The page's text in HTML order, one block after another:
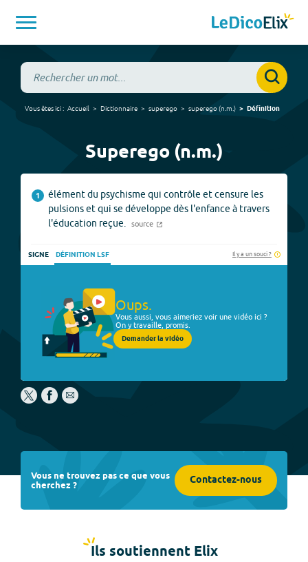
Vous êtes ici : Accueil Dictionnaire superego superego(n.m. ) Définition
Superego (n.m.)
1
élément du psychisme qui contrôle et censure les
pulsions et qui se développe dès l'enfance à travers
l'éducation reçue.
source
SIGNE DÉFINITION LSF Il y a un souci ?
Oups.
Vous aussi, vous aimeriez voir une vidéo ici ?
On y travaille, promis.
Demander la vidéo
Vous ne trouvez pas ce que vous
cherchez ? Contactez-nous
Ils soutiennent Elix